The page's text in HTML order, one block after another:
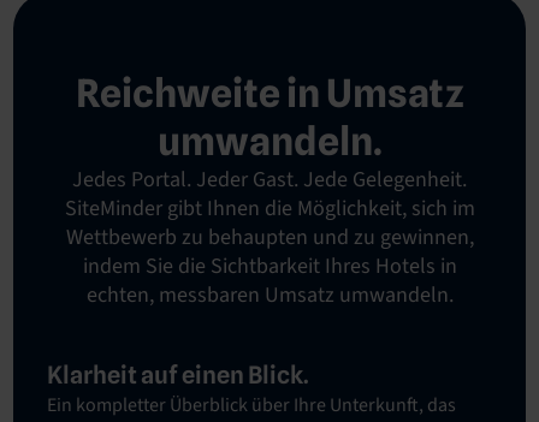
Reichweite in Umsatz
umwandeln.
Jedes Portal. Jeder Gast. Jede Gelegenheit.
SiteMinder gibt Ihnen die Möglichkeit, sich im
Wettbewerb zu behaupten und zu gewinnen,
indem Sie die Sichtbarkeit Ihres Hotels in
echten, messbaren Umsatz umwandeln.
Klarheit auf einen Blick.
Ein kompletter Überblick über Ihre Unterkunft, das